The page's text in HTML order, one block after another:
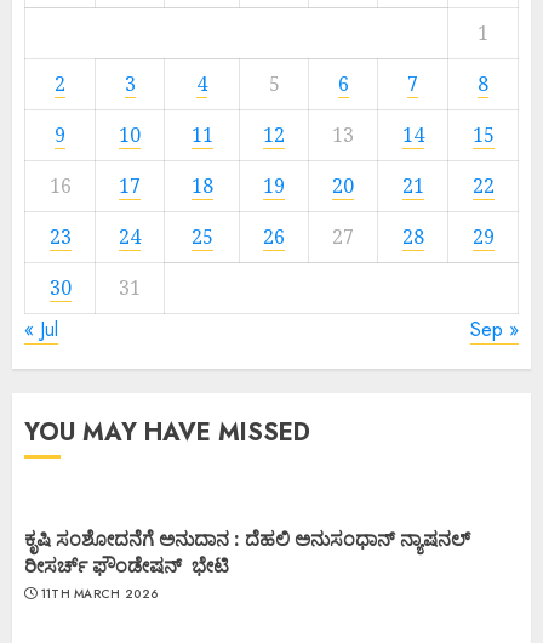
1
2
3 4 5 6 7
8
9
10 11 12 13 14
15
16
17 18 19 20 21
22
23
24 25 26 27 28
29
30
31
« Jul Sep »
YOU MAY HAVE MISSED
ಕೃಷಿ ಸಂಶೋದನೆಗೆ ಅನುದಾನ : ದೆಹಲಿ ಅನುಸಂಧಾನ್ ನ್ಯಾಷನಲ್
ರೀಸರ್ಚ್ ಫೌಂಡೇಷನ್ ಭೇಟಿ
11TH MARCH 2026